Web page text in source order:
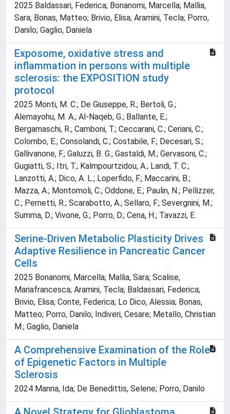
2025 Baldassari, Federica; Bonanomi, Marcella; Mallia,
Sara; Bonas, Matteo; Brivio, Elisa; Aramini, Tecla; Porro,
Danilo; Gaglio, Daniela
Exposome, oxidative stress and
inflammation in persons with multiple
sclerosis: the EXPOSITION study
protocol
2025 Monti, M. C.; De Giuseppe, R.; Bertoli, G.;
Alemayohu, M. A.; Al-Naqeb, G.; Ballante, E.;
Bergamaschi, R.; Camboni, T.; Ceccarani, C.; Ceriani, C.;
Colombo, E.; Consolandi, C.; Costabile, F.; Decesari, S.;
Gallivanone, F.; Galuzzi, B. G.; Gastaldi, M.; Gervasoni, C.;
Gugiatti, S.; Itri, T.; Kalmpourtzidou, A.; Landi, T. C.;
Lanzotti, A.; Dico, A. L.; Loperfido, F.; Maccarini, B.;
Mazza, A.; Montomoli, C.; Oddone, E.; Paulin, N.; Pellizzer,
C.; Pernetti, R.; Scarabotto, A.; Sellaro, F.; Severgnini, M.;
Summa, D.; Vivone, G.; Porro, D.; Cena, H.; Tavazzi, E.
Serine-Driven Metabolic Plasticity Drives
Adaptive Resilience in Pancreatic Cancer
Cells
2025 Bonanomi, Marcella; Mallia, Sara; Scalise,
Mariafrancesca; Aramini, Tecla; Baldassari, Federica;
Brivio, Elisa; Conte, Federica; Lo Dico, Alessia; Bonas,
Matteo; Porro, Danilo; Indiveri, Cesare; Metallo, Christian
M.; Gaglio, Daniela
A Comprehensive Examination of the Role
of Epigenetic Factors in Multiple
Sclerosis
2024 Manna, Ida; De Benedittis, Selene; Porro, Danilo